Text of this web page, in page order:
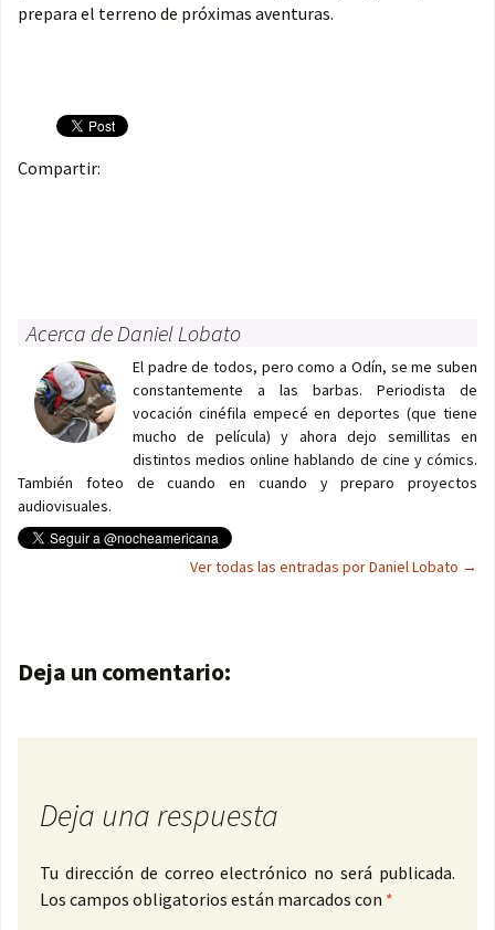
prepara el terreno de próximas aventuras.
Compartir:
Acerca de Daniel Lobato
El padre de todos, pero como a Odín, se me suben
constantemente a las barbas. Periodista de
vocación cinéfila empecé en deportes (que tiene
mucho de película) y ahora dejo semillitas en
distintos medios online hablando de cine y cómics.
También foteo de cuando en cuando y preparo proyectos
audiovisuales.
Ver todas las entradas por Daniel Lobato →
Navegación de entradas
Deja un comentario:
Deja una respuesta
Tu dirección de correo electrónico no será publicada.
Los campos obligatorios están marcados con *